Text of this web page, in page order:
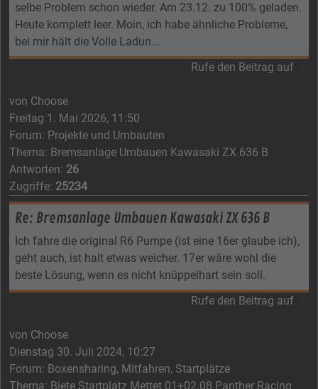
selbe Problem schon wieder. Am 23.12. zu 100% geladen.
Heute komplett leer. Moin, ich habe ähnliche Probleme,
bei mir hält die Volle Ladun...
Rufe den Beitrag auf
von Choose
Freitag 1. Mai 2026, 11:50
Forum: Projekte und Umbauten
Thema: Bremsanlage Umbauen Kawasaki ZX 636 B
Antworten: 26
Zugriffe: 25234
Re: Bremsanlage Umbauen Kawasaki ZX 636 B
Ich fahre die original R6 Pumpe (ist eine 16er glaube ich),
geht auch, ist halt etwas weicher. 17er wäre wohl die
beste Lösung, wenn es nicht knüppelhart sein soll.
Rufe den Beitrag auf
von Choose
Dienstag 30. Juli 2024, 10:27
Forum: Boxensharing, Mitfahren, Startplätze
Thema: Biete Startplatz Mettet 01+02.08 Panther Racing